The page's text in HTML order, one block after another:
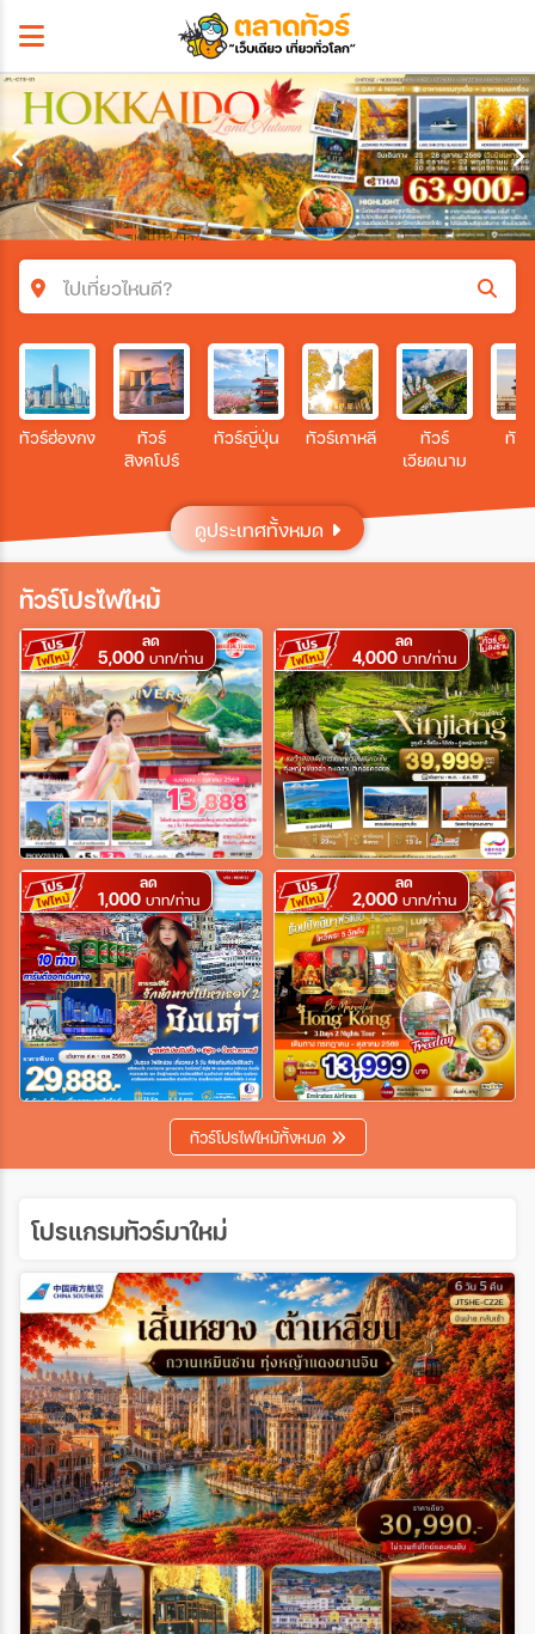
ไปเที่ยวไหนดี?
ค้นหาโปรแกรมทัวร์
คำค้นหา
เมือง
สายการบิน
ตั้งแต่วันที่
ถึงวันที่
เฉพาะเดือน
เฉพาะเทศกาล
ค้นหา
ทัวร์ฮ่องกง
ทัวร์
สิงคโปร์
ทัวร์ญี่ปุ่น ทัวร์เกาหลี
ทัวร์
เวียดนาม
ทัว
ดูประเทศทั้งหมด
ทัวร์โปรไฟไหม้
ลด
5,000 บาท/ท่าน
ลด
4,000 บาท/ท่าน
ลด
1,000 บาท/ท่าน
ลด
2,000 บาท/ท่าน
ทัวร์โปรไฟไหม้ทั้งหมด
โปรแกรมทัวร์มาใหม่